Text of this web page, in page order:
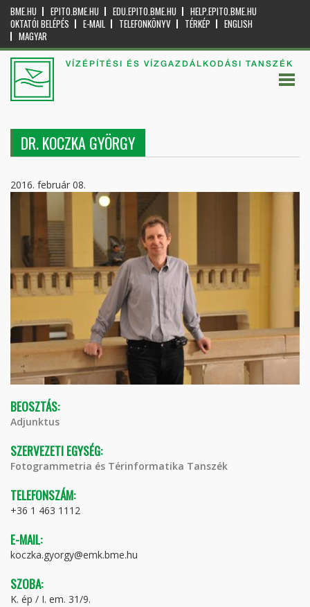
BME.HU EPITO.BME.HU EDU.EPITO.BME.HU
HELP.EPITO.BME.HU
OKTATÓI BELÉPÉS
E-MAIL TELEFONKÖNYV TÉRKÉP
ENGLISH
MAGYAR
VÍZÉPÍTÉSI ÉS VÍZGAZDÁLKODÁSI TANSZÉK
DR. KOCZKA GYÖRGY
2016. február 08.
BEOSZTÁS:
Adjunktus
SZERVEZETI EGYSÉG:
Fotogrammetria és Térinformatika Tanszék
TELEFONSZÁM:
+36 1 463 1112
E-MAIL:
koczka.gyorgy@emk.bme.hu
SZOBA:
K. ép / I. em. 31/9.